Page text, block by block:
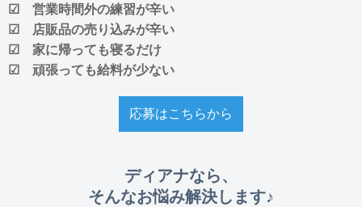
☑ 営業時間外の練習が辛い
☑ 店販品の売り込みが辛い
☑ 家に帰っても寝るだけ
☑ 頑張っても給料が少ない
応募はこちらから
ディアナなら、
そんなお悩み解決します♪